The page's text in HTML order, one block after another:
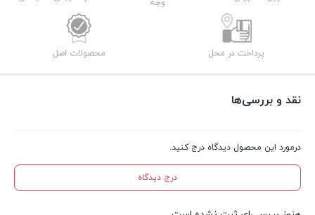
وجه
پرداخت در محل محصولات اصل
نقد و بررسی‌ها
درمورد این محصول دیدگاه درج کنید.
درج دیدگاه